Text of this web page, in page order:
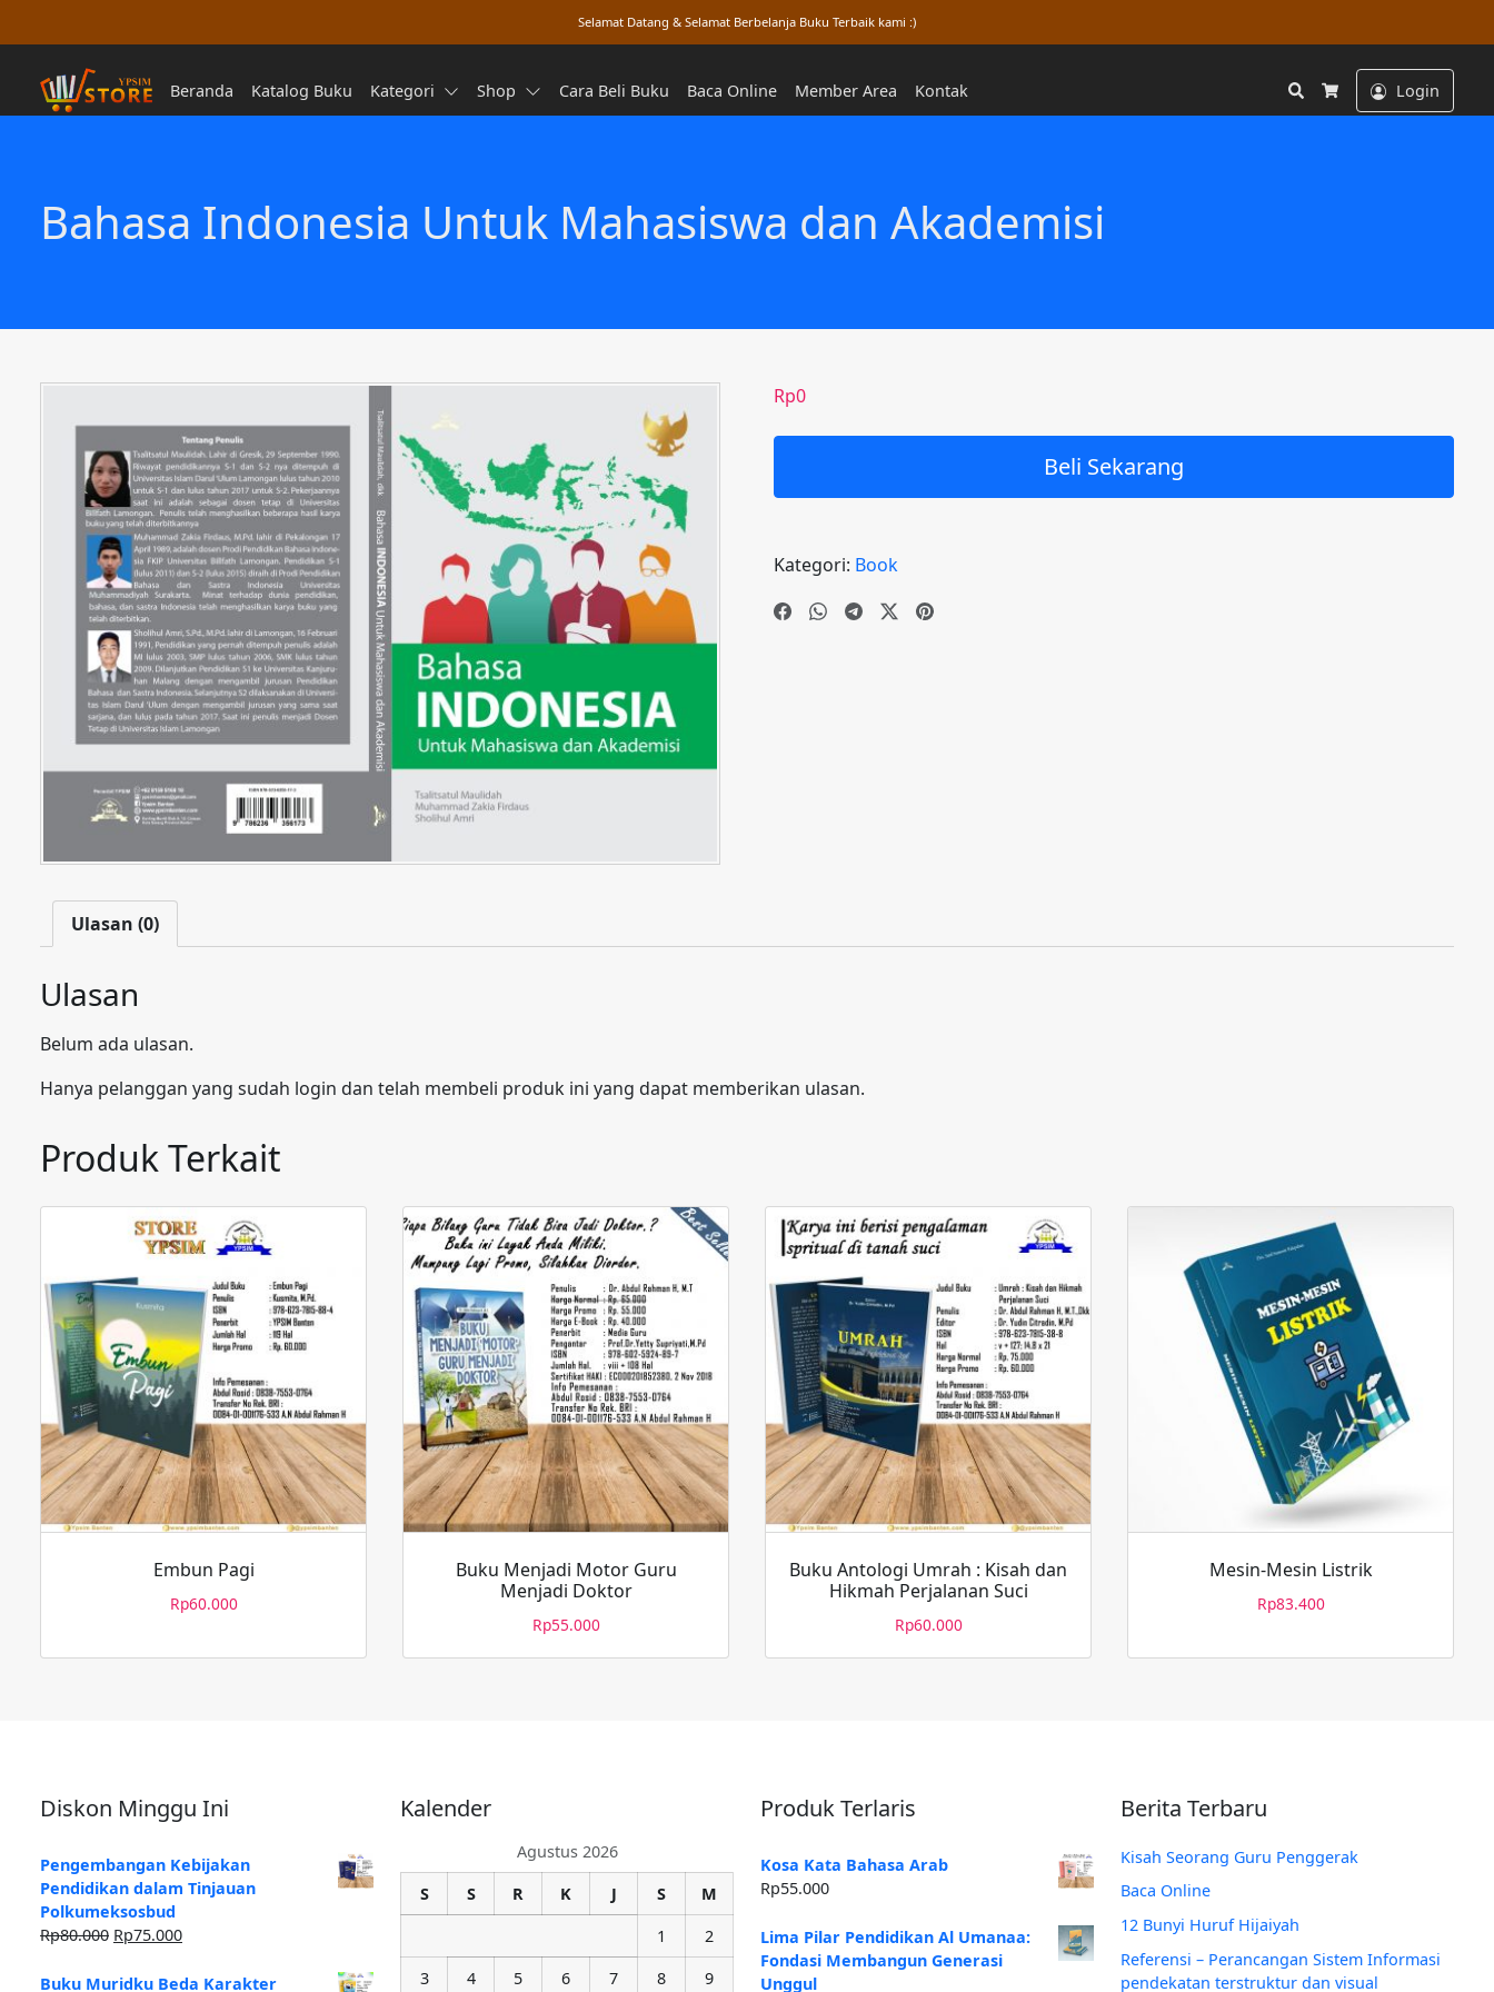
Selamat Datang & Selamat Berbelanja Buku Terbaik kami :)
Beranda Katalog Buku Kategori Shop Cara Beli Buku Baca Online Member Area Kontak
Search
Cart
Login
Bahasa Indonesia Untuk Mahasiswa dan Akademisi
Rp0
Beli Sekarang
Kategori: Book
Ulasan (0)
Ulasan
Belum ada ulasan.
Hanya pelanggan yang sudah login dan telah membeli produk ini yang dapat memberikan ulasan.
Produk Terkait
Embun Pagi
Rp60.000
Buku Menjadi Motor Guru
Menjadi Doktor
Rp55.000
Buku Antologi Umrah : Kisah dan
Hikmah Perjalanan Suci
Rp60.000
Mesin-Mesin Listrik
Rp83.400
Diskon Minggu Ini
Pengembangan Kebijakan
Pendidikan dalam Tinjauan
Polkumeksosbud
Rp80.000 Rp75.000
Buku Muridku Beda Karakter
Kalender
Agustus 2026
S
S R K J S
M
1
2
3
4 5 6 7 8 9
Produk Terlaris
Kosa Kata Bahasa Arab
Rp55.000
Lima Pilar Pendidikan Al Umanaa:
Fondasi Membangun Generasi
Unggul
Berita Terbaru
Kisah Seorang Guru Penggerak
Baca Online
12 Bunyi Huruf Hijaiyah
Referensi – Perancangan Sistem Informasi
pendekatan terstruktur dan visual